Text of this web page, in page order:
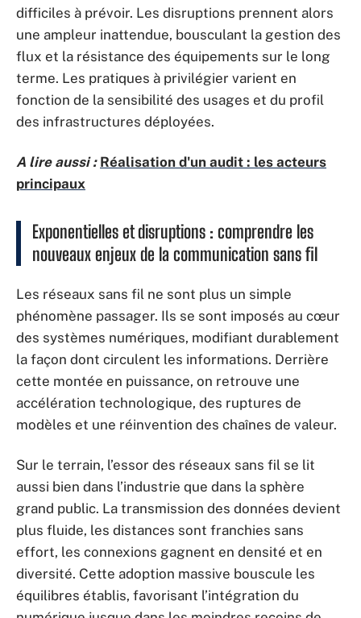
difficiles à prévoir. Les disruptions prennent alors
une ampleur inattendue, bousculant la gestion des
flux et la résistance des équipements sur le long
terme. Les pratiques à privilégier varient en
fonction de la sensibilité des usages et du profil
des infrastructures déployées.
A lire aussi : Réalisation d'un audit : les acteurs
principaux
Exponentielles et disruptions : comprendre les
nouveaux enjeux de la communication sans fil
Les réseaux sans fil ne sont plus un simple
phénomène passager. Ils se sont imposés au cœur
des systèmes numériques, modifiant durablement
la façon dont circulent les informations. Derrière
cette montée en puissance, on retrouve une
accélération technologique, des ruptures de
modèles et une réinvention des chaînes de valeur.
Sur le terrain, l’essor des réseaux sans fil se lit
aussi bien dans l’industrie que dans la sphère
grand public. La transmission des données devient
plus fluide, les distances sont franchies sans
effort, les connexions gagnent en densité et en
diversité. Cette adoption massive bouscule les
équilibres établis, favorisant l’intégration du